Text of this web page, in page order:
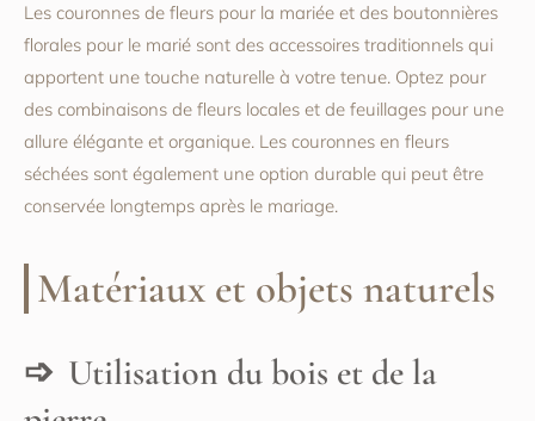
Les couronnes de fleurs pour la mariée et des boutonnières
florales pour le marié sont des accessoires traditionnels qui
apportent une touche naturelle à votre tenue. Optez pour
des combinaisons de fleurs locales et de feuillages pour une
allure élégante et organique. Les couronnes en fleurs
séchées sont également une option durable qui peut être
conservée longtemps après le mariage.
Matériaux et objets naturels
Utilisation du bois et de la